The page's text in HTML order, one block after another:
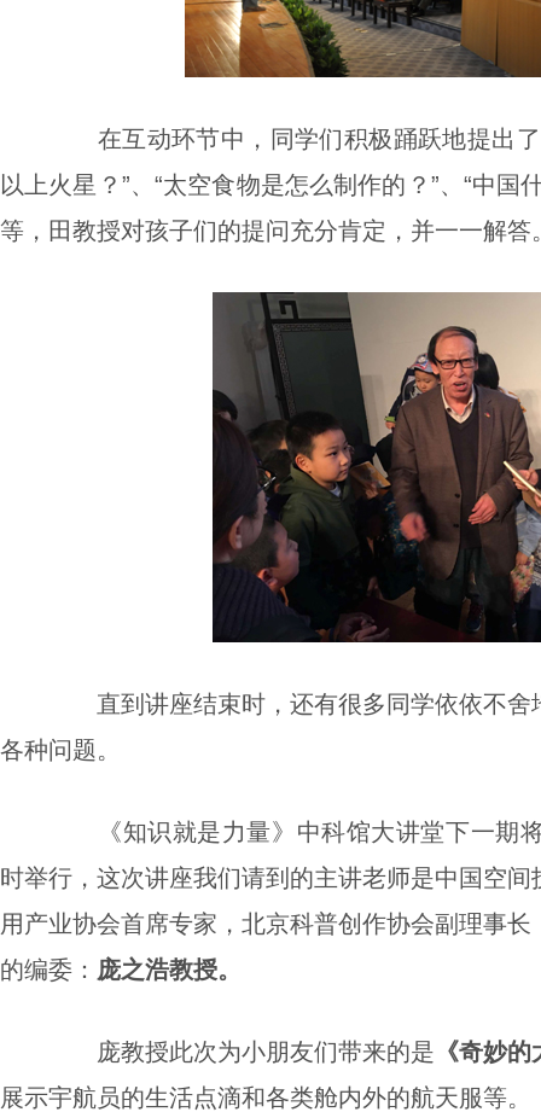
在互动环节中，同学们积极踊跃地提出
以上火星？”、“太空食物是怎么制作的？”、“中国
等，田教授对孩子们的提问充分肯定，并一一解答
直到讲座结束时，还有很多同学依依不
各种问题。
《知识就是力量》中科馆大讲堂下一期
时举行，这次讲座我们请到的主讲老师是中国空
用产业协会首席专家，北京科普创作协会副理事
的编委： 庞之浩教授。
庞教授此次为小朋友们带来的是 《奇妙
展示宇航员的生活点滴和各类舱内外的航天服等。